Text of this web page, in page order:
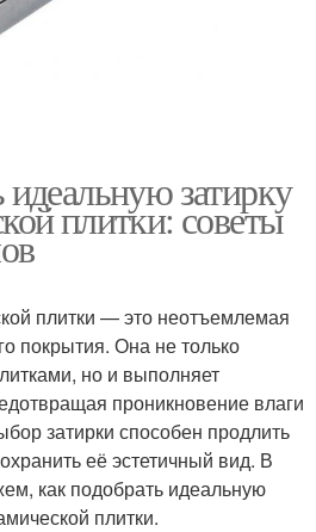
затирку
плитки: советы
плитки — это неотъемлемая
покрытия. Она не только
но и выполняет
проникновение влаги
затирки способен продлить
её эстетичный вид. В
как подобрать идеальную
плитки.